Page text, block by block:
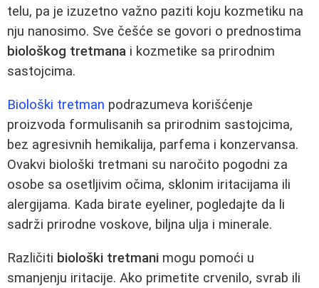
telu, pa je izuzetno važno paziti koju kozmetiku na
nju nanosimo. Sve češće se govori o prednostima
biološkog tretmana i kozmetike sa prirodnim
sastojcima.
Biološki tretman podrazumeva korišćenje
proizvoda formulisanih sa prirodnim sastojcima,
bez agresivnih hemikalija, parfema i konzervansa.
Ovakvi biološki tretmani su naročito pogodni za
osobe sa osetljivim očima, sklonim iritacijama ili
alergijama. Kada birate eyeliner, pogledajte da li
sadrži prirodne voskove, biljna ulja i minerale.
Različiti biološki tretmani mogu pomoći u
smanjenju iritacije. Ako primetite crvenilo, svrab ili